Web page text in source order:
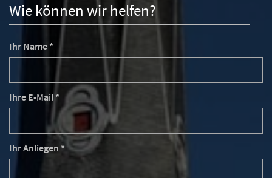
Wie können wir helfen?
Ihr Name *
Ihre E-Mail *
Ihr Anliegen *